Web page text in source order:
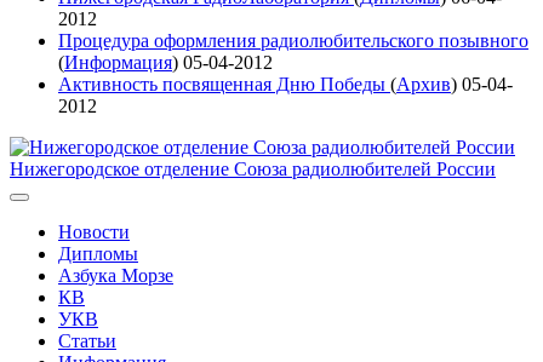
2012
Процедура оформления радиолюбительского позывного
(Информация) 05-04-2012
Активность посвященная Дню Победы (Архив) 05-04-
2012
Нижегородское отделение Союза радиолюбителей России
Новости
Дипломы
Азбука Морзе
КВ
УКВ
Статьи